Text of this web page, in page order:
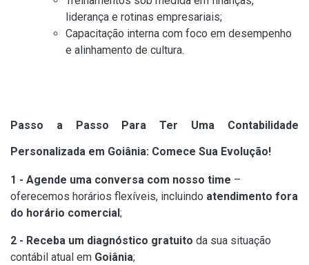
liderança e rotinas empresariais;
Capacitação interna com foco em desempenho
e alinhamento de cultura.
Passo a Passo Para Ter Uma Contabilidade
Personalizada em Goiânia: Comece Sua Evolução!
1 - Agende uma conversa com nosso time –
oferecemos horários flexíveis, incluindo atendimento fora
do horário comercial ;
2 - Receba um diagnóstico gratuito da sua situação
contábil atual em Goiânia;